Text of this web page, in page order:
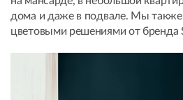
дома и даже в подвале. Мы
цветовыми решениями от бренда